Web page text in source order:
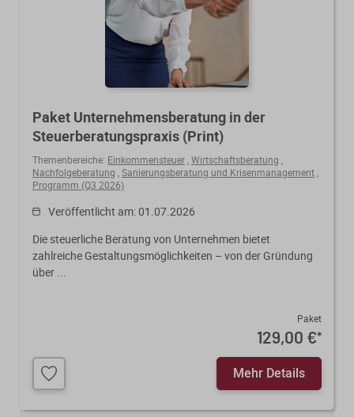
Paket Unternehmensberatung in der
Steuerberatungspraxis (Print)
Themenbereiche: Einkommensteuer Wirtschaftsberatung
Nachfolgeberatung Sanierungsberatung und Krisenmanagement
Programm (Q3 2026)
Veröffentlicht am: 01.07.2026
Die steuerliche Beratung von Unternehmen bietet
zahlreiche Gestaltungsmöglichkeiten – von der Gründung
über ...
Paket
129,00 €*
Mehr Details